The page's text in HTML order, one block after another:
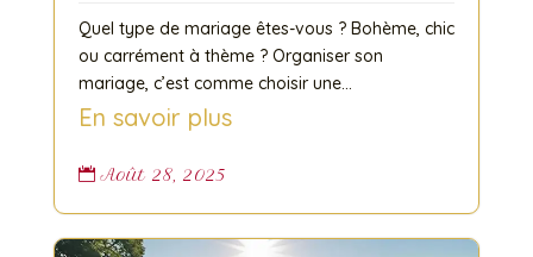
Quel type de mariage êtes-vous ? Bohème, chic
ou carrément à thème ? Organiser son
mariage, c’est comme choisir une...
En savoir plus
 Août 28, 2025